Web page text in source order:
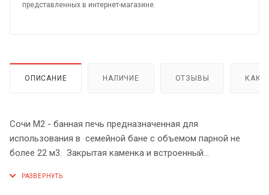
представленных в интернет-магазине.
ОПИСАНИЕ НАЛИЧИЕ ОТЗЫВЫ КАК
Сочи М2 - банная печь предназначенная для
использования в семейной бане с объемом парной не
более 22 м3. Закрытая каменка и встроенный
пара, огонь, пылающий за панорамным стеклом подарит